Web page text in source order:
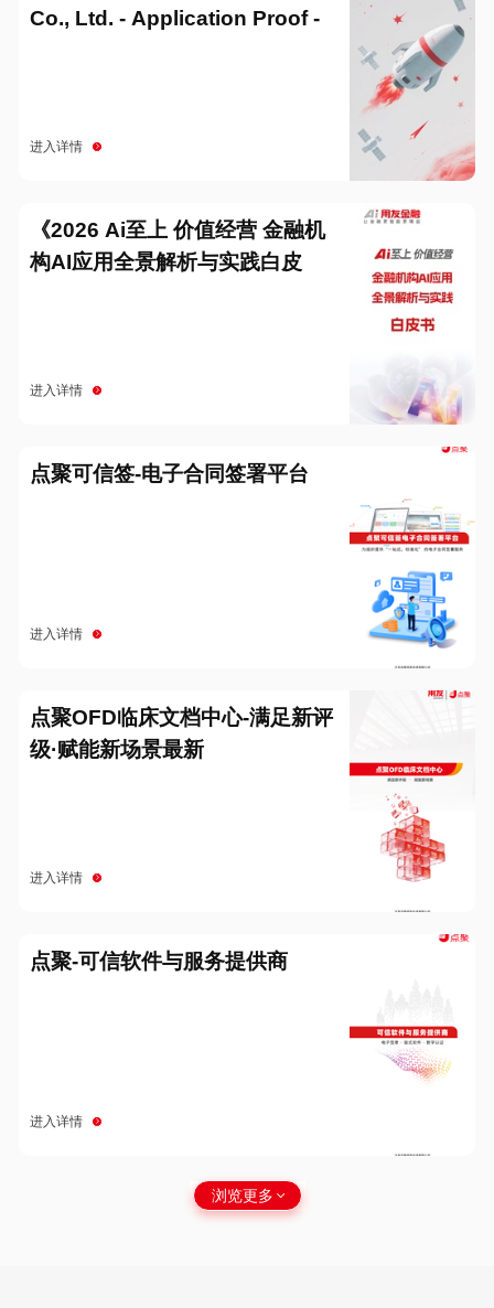
Co., Ltd. - Application Proof -
进入详情
《2026 Ai至上 价值经营 金融机
构AI应用全景解析与实践白皮
进入详情
点聚可信签-电子合同签署平台
进入详情
点聚OFD临床文档中心-满足新评
级·赋能新场景最新
进入详情
点聚-可信软件与服务提供商
进入详情
浏览更多